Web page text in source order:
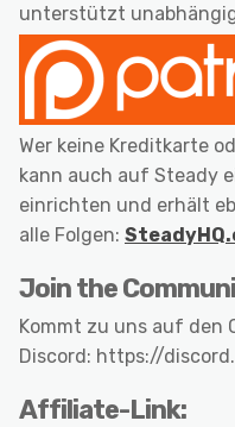
unterstützt
Wer keine Kreditkarte
kann auch auf Steady
einrichten und erhält
alle Folgen:
Join the
Kommt zu uns auf den
Discord: https://
Affiliate-Link: